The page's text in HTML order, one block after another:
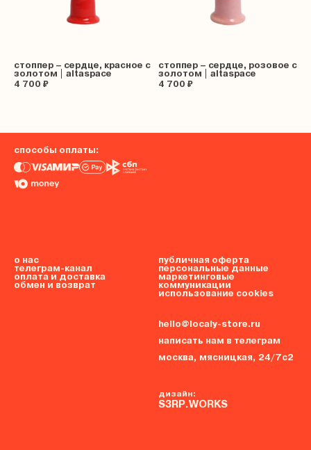
стоппер – сердце, красное с
золотом | altaspace
4 700 ₽
стоппер – сердце, розовое с
золотом | altaspace
4 700 ₽
о нас
телеграм-канал
оплата и доставка
обмен и возврат
публичная оферта
персональные данные
маркетинговые
коммуникации
использование cookies
hello@localy-store.ru
написать нам в телеграм
москва, мясницкая, 24/7с2
дизайн:
S3RP.WORKS
способы оплаты: